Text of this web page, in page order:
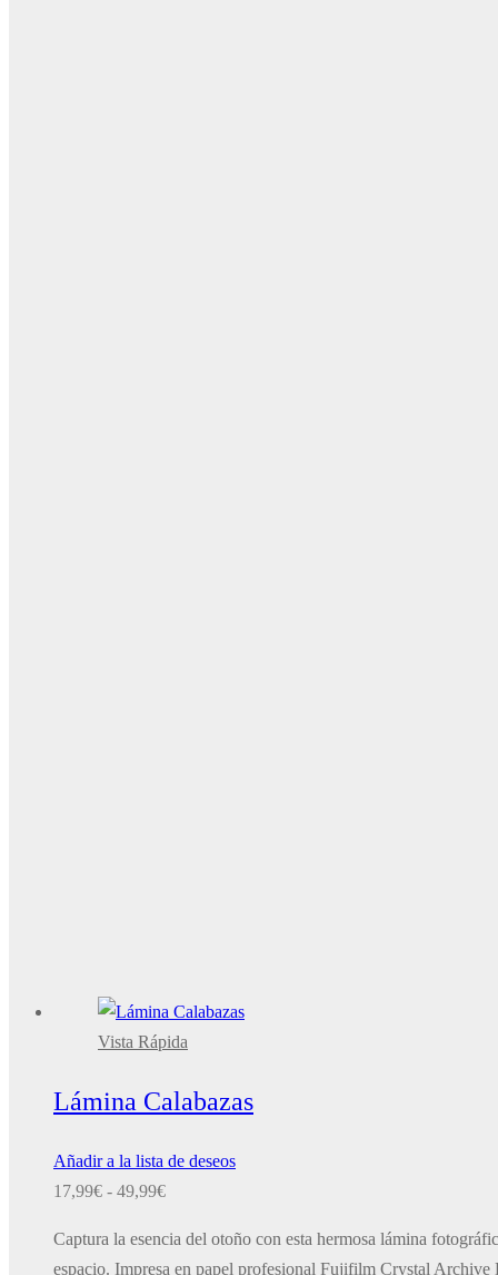
Vista Rápida
Lámina Calabazas
Añadir a la lista de deseos
17,99€ - 49,99€Rango
precios:
Captura la esencia del otoño con esta hermosa lámina
espacio. Impresa en papel profesional Fujifilm Crystal